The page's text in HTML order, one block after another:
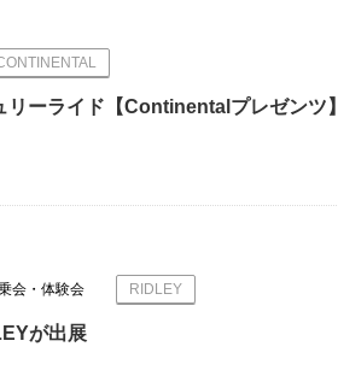
ーライド【Continentalプレゼンツ】
会・体験会 RIDLEY
が出展